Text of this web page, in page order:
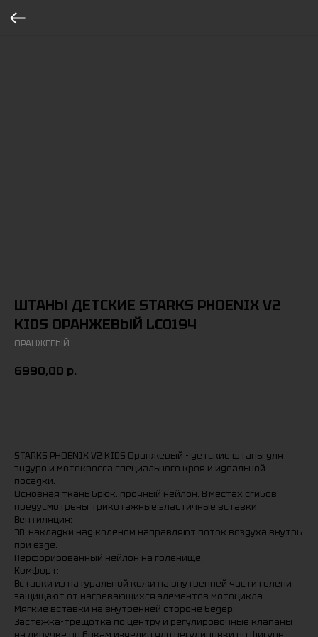
ШТАНЫ ДЕТСКИЕ STARKS PHOENIX V2
KIDS ОРАНЖЕВЫЙ LC0194
ОРАНЖЕВЫЙ
6990,00 р.
STARKS PHOENIX V2 KIDS Оранжевый - детские штаны для
эндуро и мотокросса специального кроя и идеальной
посадки.
Основная ткань брюк: прочный нейлон. В местах сгибов
предусмотрены трикотажные эластичные вставки
Вентиляция:
3D-накладки над коленом направляют поток воздуха внутрь
при езде.
Перфорированный нейлон на голенище.
Комфорт:
Вставки из натуральной кожи на внутренней части голени
защищают от нагревающихся элементов мотоцикла.
Мягкие вставки на внутренней стороне бёдер.
Застёжка-трещотка по центру и регулировочные клапаны